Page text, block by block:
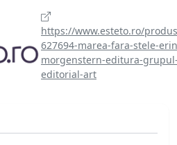
https://www.esteto.ro/
627694-marea-fara-stele-
morgenstern-editura-
editorial-art